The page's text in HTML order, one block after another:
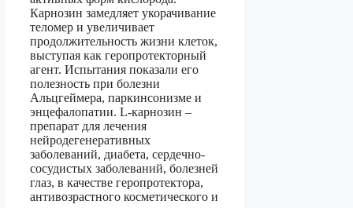
Карнозин замедляет укорачивание
теломер и увеличивает
продолжительность жизни клеток,
выступая как геропротекторный
агент. Испытания показали его
полезность при болезни
Альцгеймера, паркинсонизме и
энцефалопатии. L-карнозин –
препарат для лечения
нейродегенеративных
заболеваний, диабета, сердечно-
сосудистых заболеваний, болезней
глаз, в качестве геропротектора,
антивозрастного косметического и